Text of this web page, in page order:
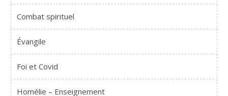
Combat spirituel
Évangile
Foi et Covid
Homélie – Enseignement